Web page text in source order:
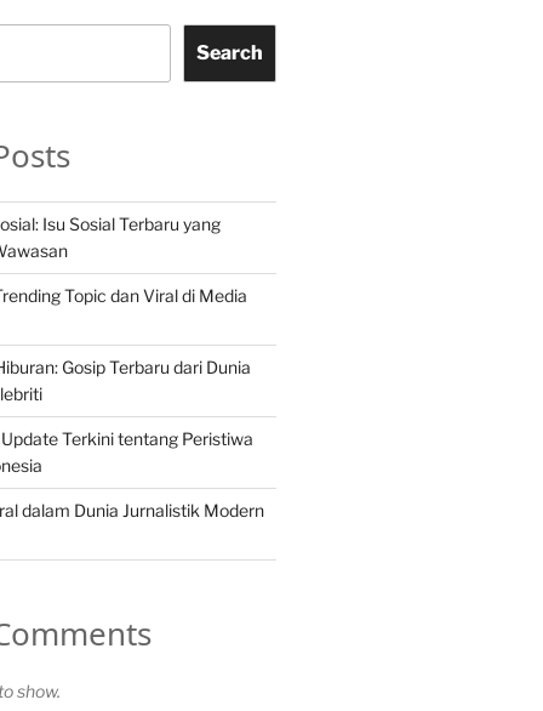
Search
Isu Sosial Terbaru yang
Topic dan Viral di Media
Gosip Terbaru dari Dunia
Terkini tentang Peristiwa
dalam Dunia Jurnalistik Modern
show.